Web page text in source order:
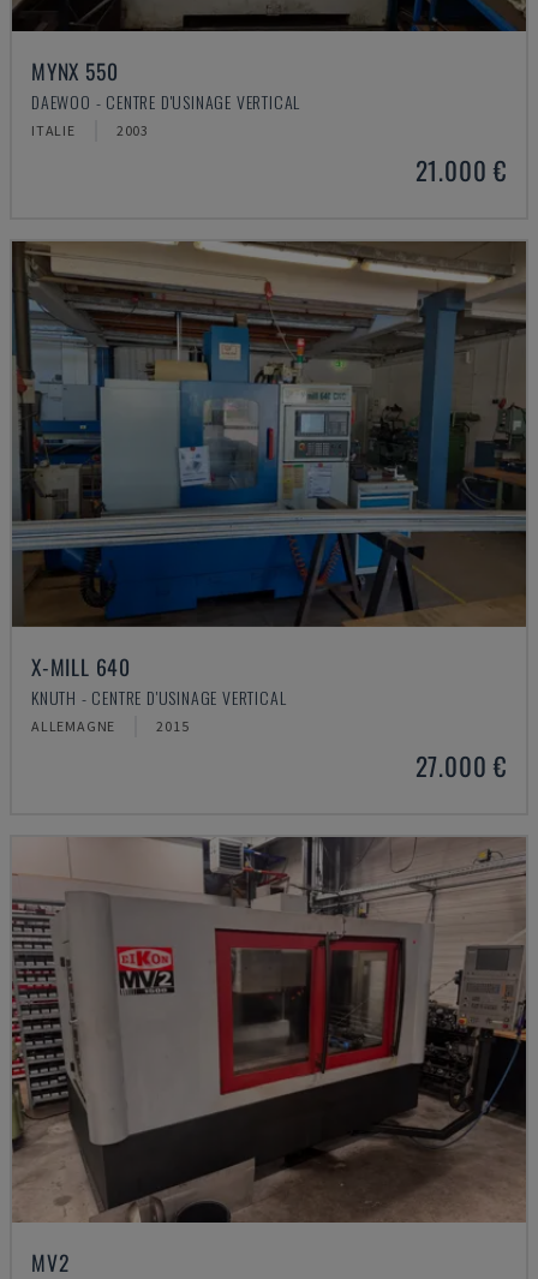
MYNX 550
DAEWOO - CENTRE D'USINAGE VERTICAL
ITALIE 2003
21.000 €
X-MILL 640
KNUTH - CENTRE D'USINAGE VERTICAL
ALLEMAGNE 2015
27.000 €
MV2